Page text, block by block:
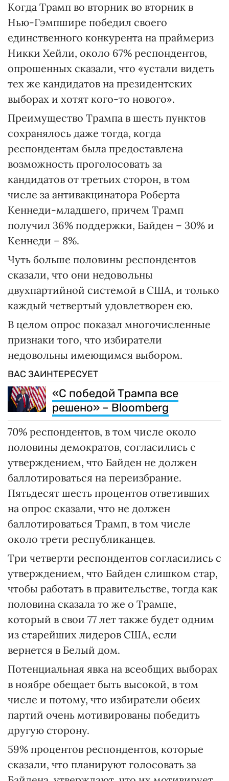
Когда Трамп во вторник во вторник в
Нью-Гэмпшире победил своего
единственного конкурента на праймериз
Никки Хейли, около 67% респондентов,
опрошенных сказали, что «устали видеть
тех же кандидатов на президентских
выборах и хотят кого-то нового».
Преимущество Трампа в шесть пунктов
сохранялось даже тогда, когда
респондентам была предоставлена
возможность проголосовать за
кандидатов от третьих сторон, в том
числе за антивакцинатора Роберта
Кеннеди-младшего, причем Трамп
получил 36% поддержки, Байден – 30% и
Кеннеди – 8%.
Чуть больше половины респондентов
сказали, что они недовольны
двухпартийной системой в США, и только
каждый четвертый удовлетворен ею.
В целом опрос показал многочисленные
признаки того, что избиратели
недовольны имеющимся выбором.
ВАС ЗАИНТЕРЕСУЕТ
«С победой Трампа все
решено» – Bloomberg
70% респондентов, в том числе около
половины демократов, согласились с
утверждением, что Байден не должен
баллотироваться на переизбрание.
Пятьдесят шесть процентов ответивших
на опрос сказали, что не должен
баллотироваться Трамп, в том числе
около трети республиканцев.
Три четверти респондентов согласились с
утверждением, что Байден слишком стар,
чтобы работать в правительстве, тогда как
половина сказала то же о Трампе,
который в свои 77 лет также будет одним
из старейших лидеров США, если
вернется в Белый дом.
Потенциальная явка на всеобщих выборах
в ноябре обещает быть высокой, в том
числе и потому, что избиратели обеих
партий очень мотивированы победить
другую сторону.
59% процентов респондентов, которые
сказали, что планируют голосовать за